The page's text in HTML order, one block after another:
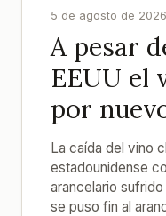
5 de agosto de 2026
A pesar
EEUU el
por
La caída del vino
estadounidense
arancelario
se puso fin al